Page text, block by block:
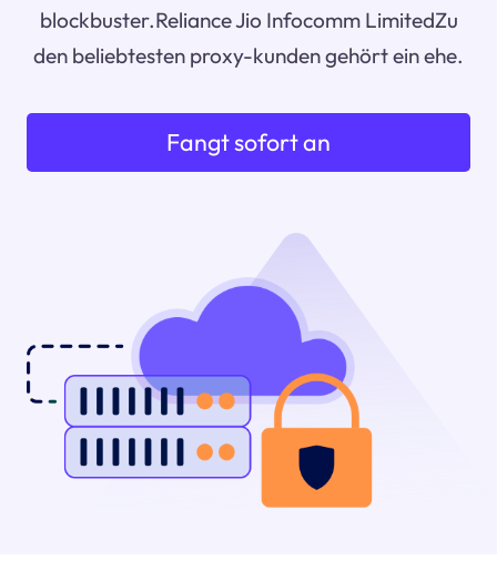
blockbuster.Reliance Jio Infocomm LimitedZu
den beliebtesten proxy-kunden gehört ein ehe.
Fangt sofort an